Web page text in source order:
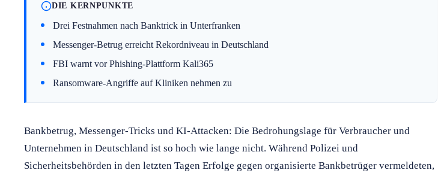
DIE KERNPUNKTE
Drei Festnahmen nach Banktrick in Unterfranken
Messenger-Betrug erreicht Rekordniveau in Deutschland
FBI warnt vor Phishing-Plattform Kali365
Ransomware-Angriffe auf Kliniken nehmen zu
Bankbetrug, Messenger-Tricks und KI-Attacken: Die Bedrohungslage für Verbraucher und
Unternehmen in Deutschland ist so hoch wie lange nicht. Während Polizei und
Sicherheitsbehörden in den letzten Tagen Erfolge gegen organisierte Bankbetrüger vermeldeten,